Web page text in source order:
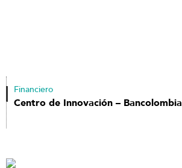
Financiero
Centro de Innovación – Bancolombia